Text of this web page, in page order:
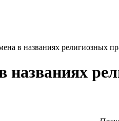
в названиях религиозных
названиях